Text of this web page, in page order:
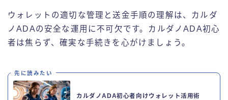
ウォレットの適切な管理と送金手順の理解は、カルダ
ノADAの安全な運用に不可欠です。カルダノADA初心
者は焦らず、確実な手続きを心がけましょう。
先に読みたい
カルダノADA初心者向けウォレット活用術